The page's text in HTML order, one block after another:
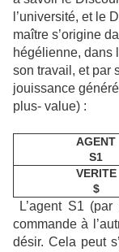
l’université, et le
maître s’origine
hégélienne, dans
son travail, et par
jouissance
plus- value) :
AGENT
S1
VERITE
$
L’agent S1
commande à
désir. Cela peut